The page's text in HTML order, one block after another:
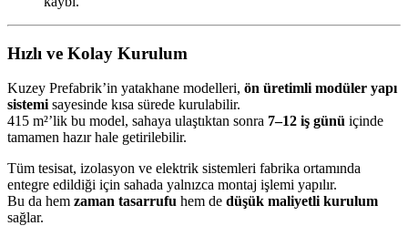
Hızlı ve Kolay Kurulum
Kuzey Prefabrik’in yatakhane modelleri, ön üretimli modüler yapı
sistemi sayesinde kısa sürede kurulabilir.
415 m²’lik bu model, sahaya ulaştıktan sonra 7–12 iş günü içinde
tamamen hazır hale getirilebilir.
Tüm tesisat, izolasyon ve elektrik sistemleri fabrika ortamında
entegre edildiği için sahada yalnızca montaj işlemi yapılır.
Bu da hem zaman tasarrufu hem de düşük maliyetli kurulum
sağlar.